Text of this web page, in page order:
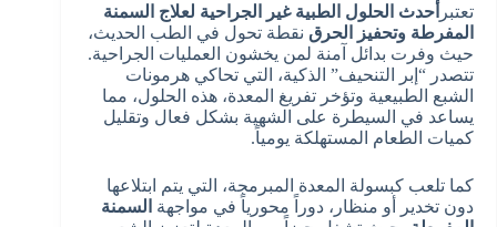
تعتبر أحدث الحلول الطبية غير الجراحية لعلاج السمنة
المفرطة وتحفيز الحرق نقطة تحول في الطب الحديث،
حيث وفرت بدائل آمنة لمن يخشون العمليات الجراحية.
تتصدر “إبر التنحيف” الذكية، التي تحاكي هرمونات
الشبع الطبيعية وتؤخر تفريغ المعدة، هذه الحلول، مما
يساعد في السيطرة على الشهية بشكل فعال وتقليل
كميات الطعام المستهلكة يومياً.
كما تلعب كبسولة المعدة المبرمجة، التي يتم ابتلاعها
دون تخدير أو منظار، دوراً محورياً في مواجهة السمنة